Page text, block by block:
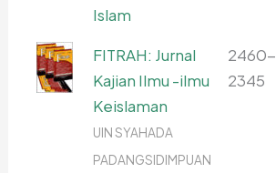
Islam
FITRAH: Jurnal
Kajian Ilmu -ilmu
Keislaman
UIN SYAHADA
PADANGSIDIMPUAN
2460-
2345